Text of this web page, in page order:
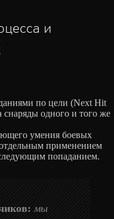
и
по цели (Next Hit
снаряды одного и того же
умения боевых
отдельным применением
попаданием.
мы